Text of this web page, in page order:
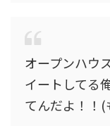
オープンハウ
イートしてる
てんだよ！！